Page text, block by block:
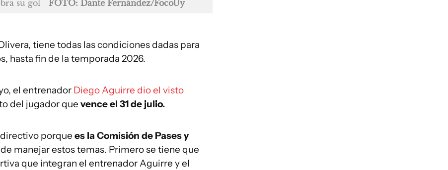
su gol FOTO: Dante Fernández/FocoUy
tiene todas las condiciones dadas para
hasta fin de la temporada 2026.
el entrenador Diego Aguirre dio el visto
del jugador que vence el 31 de julio.
porque es la Comisión de Pases y
de manejar estos temas. Primero se tiene que
que integran el entrenador Aguirre y el